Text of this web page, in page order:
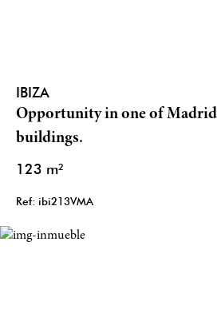
IBIZA
Opportunity in one of
buildings.
123 m²
Ref: ibi213VMA